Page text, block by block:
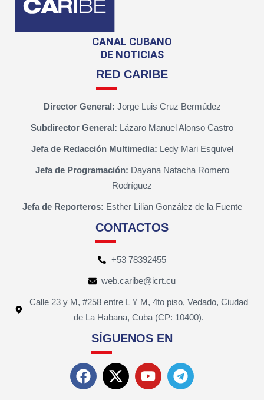
CANAL CUBANO
DE NOTICIAS
RED CARIBE
Director General: Jorge Luis Cruz Bermúdez
Subdirector General: Lázaro Manuel Alonso Castro
Jefa de Redacción Multimedia: Ledy Mari Esquivel
Jefa de Programación: Dayana Natacha Romero
Rodríguez
Jefa de Reporteros: Esther Lilian González de la Fuente
CONTACTOS
+53 78392455
web.caribe@icrt.cu
Calle 23 y M, #258 entre L Y M, 4to piso, Vedado, Ciudad
de La Habana, Cuba (CP: 10400).
SÍGUENOS EN